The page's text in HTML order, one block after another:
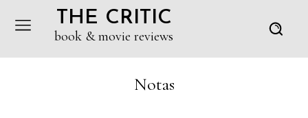
THE CRITIC
book & movie reviews
Notas